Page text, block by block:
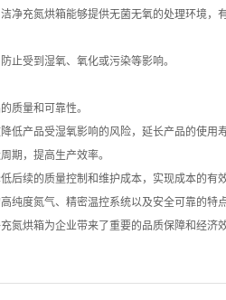
充氮烘箱能够提供无菌无氧的处理环境，
受到湿氧、氧化或污染等影响。
质量和可靠性。
产品受湿氧影响的风险，延长产品的使用寿
，提高生产效率。
续的质量控制和维护成本，实现成本的有效
度氮气、精密温控系统以及安全可靠的特点
烘箱为企业带来了重要的品质保障和经济效